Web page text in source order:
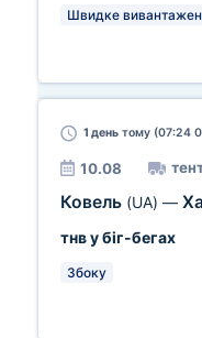
Швидке
1 день тому (07:24
10.08
Ковель (UA) —
тнв у біг-бегах
Збоку